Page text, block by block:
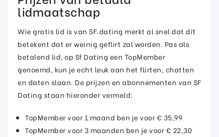
lidmaatschap
Wie gratis lid is van SF.dating merkt al snel dat dit
betekent dat er weinig geflirt zal worden. Pas als
betalend lid, op Sf Dating een TopMember
genoemd, kun je echt leuk aan het flirten, chatten
en daten slaan. De prijzen en abonnementen van SF
Dating staan hieronder vermeld:
TopMember voor 1 maand ben je voor € 35,99
TopMember voor 3 maanden ben je voor € 22,30